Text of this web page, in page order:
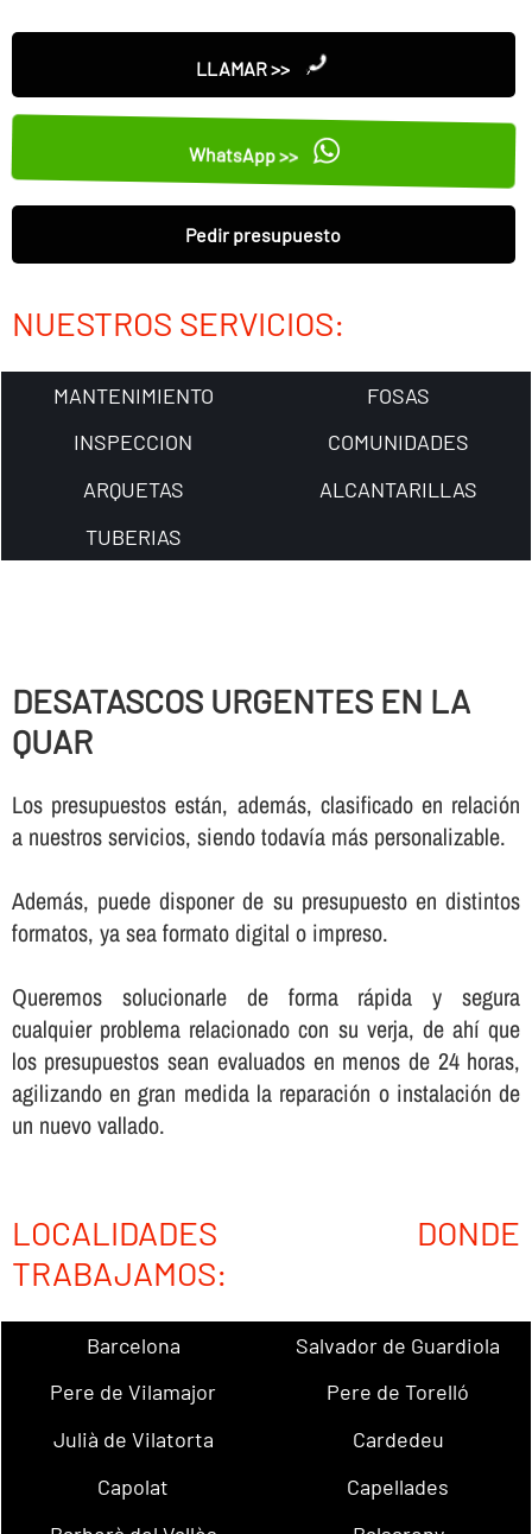
LLAMAR >>
WhatsApp >>
Pedir presupuesto
NUESTROS SERVICIOS:
MANTENIMIENTO
FOSAS
INSPECCION
COMUNIDADES
ARQUETAS
ALCANTARILLAS
TUBERIAS
DESATASCOS URGENTES EN LA
QUAR
Los presupuestos están, además, clasificado en relación
a nuestros servicios, siendo todaví­a más personalizable.
Además, puede disponer de su presupuesto en distintos
formatos, ya sea formato digital o impreso.
Queremos solucionarle de forma rápida y segura
cualquier problema relacionado con su verja, de ahí­ que
los presupuestos sean evaluados en menos de 24 horas,
agilizando en gran medida la reparación o instalación de
un nuevo vallado.
LOCALIDADES DONDE
TRABAJAMOS:
Barcelona
Salvador de Guardiola
Pere de Vilamajor
Pere de Torelló
Julià de Vilatorta
Cardedeu
Capolat
Capellades